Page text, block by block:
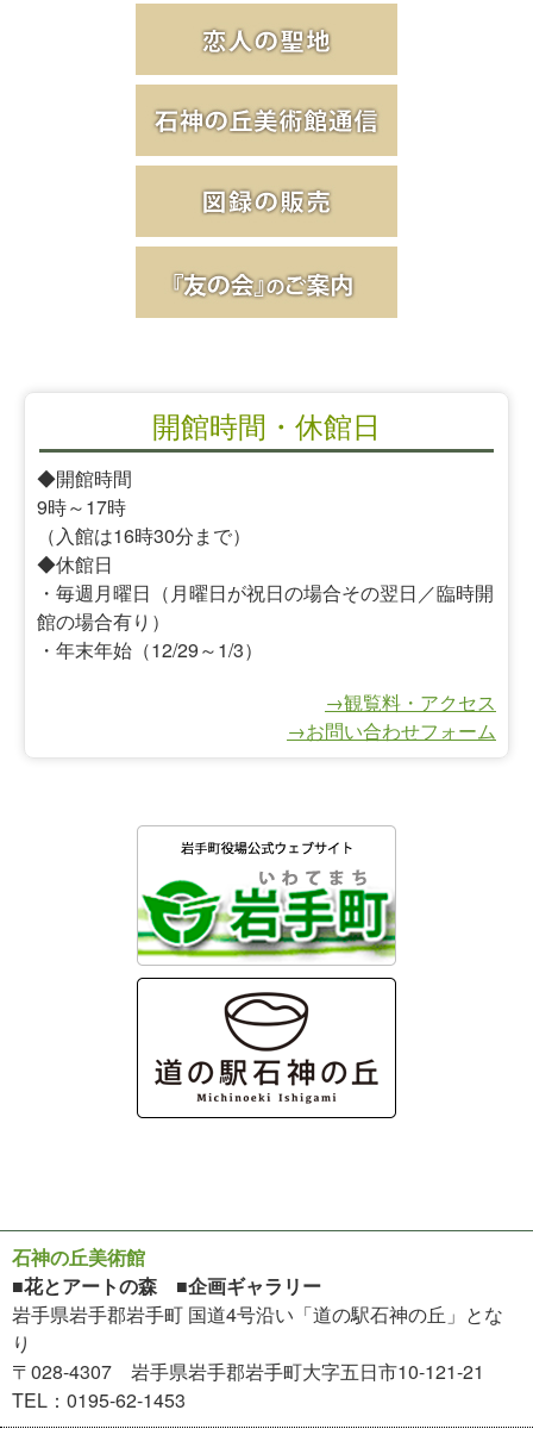
開館時間・休館日
◆開館時間
9時～17時
（入館は16時30分まで）
◆休館日
・毎週月曜日（月曜日が祝日の場合その翌日／臨時開
館の場合有り）
・年末年始（12/29～1/3）
→観覧料・アクセス
→お問い合わせフォーム
石神の丘美術館
■花とアートの森 ■企画ギャラリー
岩手県岩手郡岩手町 国道4号沿い「道の駅石神の丘」とな
り
〒028-4307 岩手県岩手郡岩手町大字五日市10-121-21
TEL：0195-62-1453